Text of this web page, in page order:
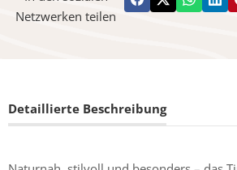
Netzwerken teilen
Detaillierte Beschreibung